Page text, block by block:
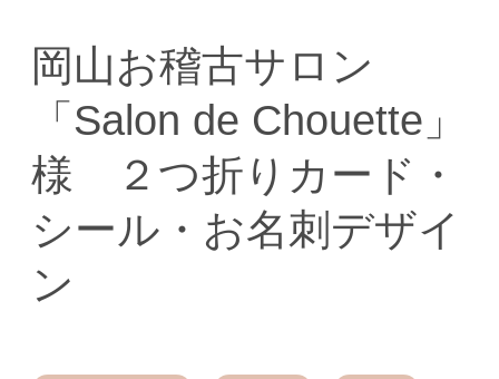
岡山お稽古サロン
「Salon de Chouette」
様 ２つ折りカード・
シール・お名刺デザイ
ン